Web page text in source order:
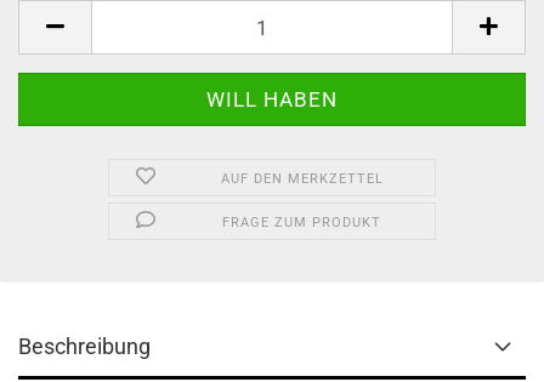
AUF DEN MERKZETTEL
FRAGE ZUM PRODUKT
Beschreibung